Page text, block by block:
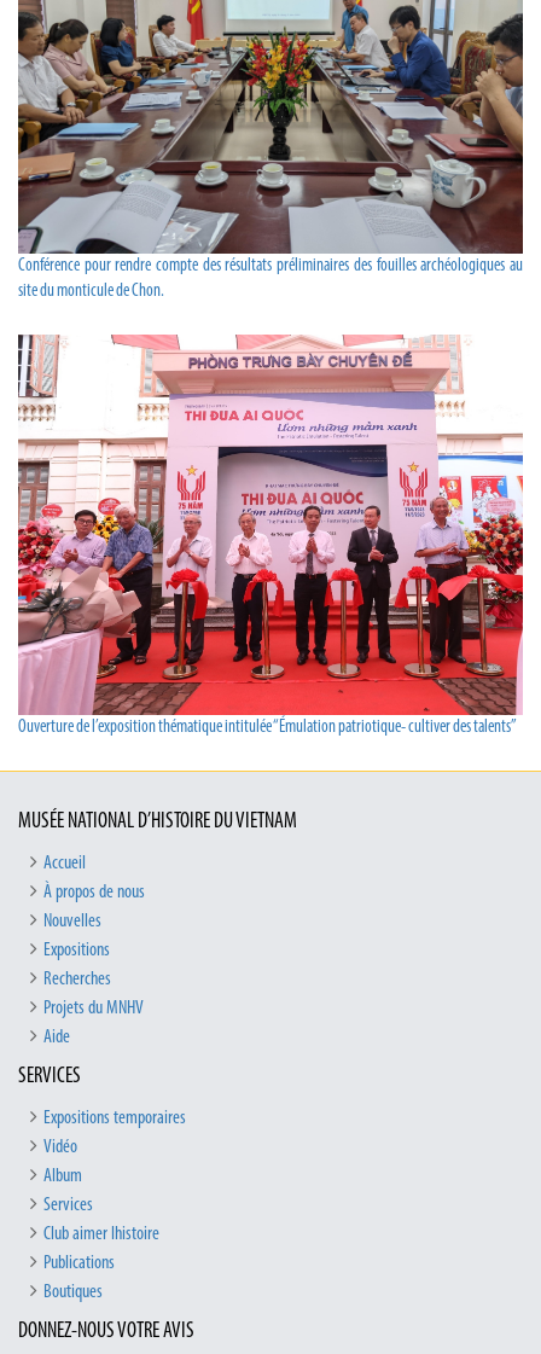
Conférence pour rendre compte des résultats préliminaires des fouilles archéologiques au
site du monticule de Chon.
Ouverture de l’exposition thématique intitulée “Émulation patriotique- cultiver des talents”
MUSÉE NATIONAL D’HISTOIRE DU VIETNAM
Accueil
À propos de nous
Nouvelles
Expositions
Recherches
Projets du MNHV
Aide
SERVICES
Expositions temporaires
Vidéo
Album
Services
Club aimer lhistoire
Publications
Boutiques
DONNEZ-NOUS VOTRE AVIS